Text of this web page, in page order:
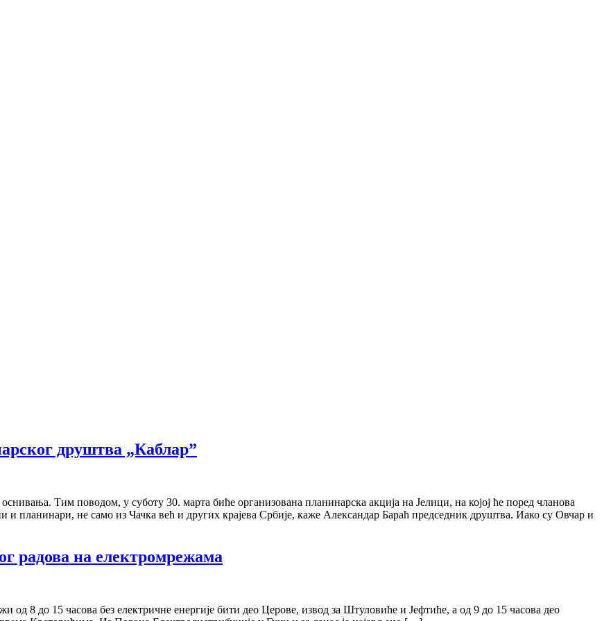
друштва „Каблар”
Тим поводом, у суботу 30. марта биће организована планинарска акција на Јелици, на којој ће поред чланова
и планинари, не само из Чачка већ и других крајева Србије, каже Александар Бараћ председник друштва. Иако су Овчар и
радова на електромрежама
од 8 до 15 часова без електричне енергије бити део Церове, извод за Штуловиће и Јефтиће, а од 9 до 15 часова део